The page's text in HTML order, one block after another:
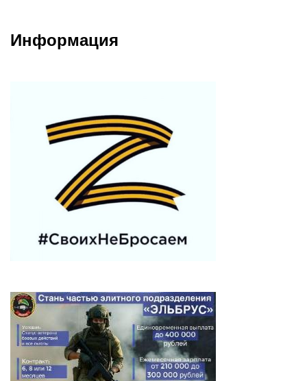
Информация